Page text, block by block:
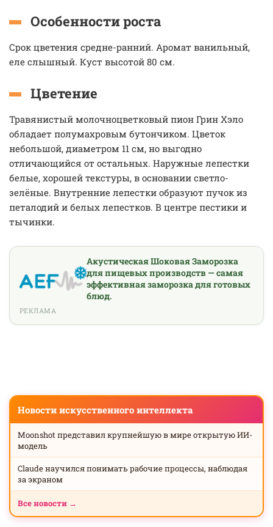
Особенности роста
Срок цветения средне-ранний. Аромат ванильный,
еле слышный. Куст высотой 80 см.
Цветение
Травянистый молочноцветковый пион Грин Хэло
обладает полумахровым бутончиком. Цветок
небольшой, диаметром 11 см, но выгодно
отличающийся от остальных. Наружные лепестки
белые, хорошей текстуры, в основании светло-
зелёные. Внутренние лепестки образуют пучок из
петалодий и белых лепестков. В центре пестики и
тычинки.
Акустическая Шоковая Заморозка
для пищевых производств — самая
эффективная заморозка для готовых
блюд.
РЕКЛАМА
Новости искусственного интеллекта
Moonshot представил крупнейшую в мире открытую ИИ-
модель
Claude научился понимать рабочие процессы, наблюдая
за экраном
Все новости →